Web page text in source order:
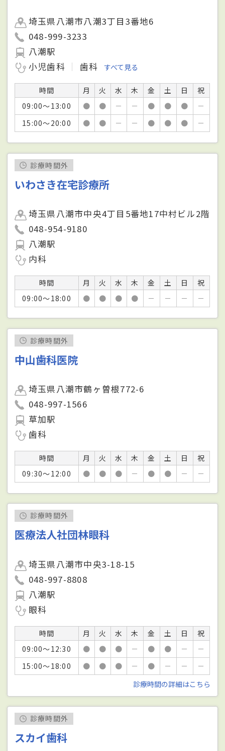
埼玉県八潮市八潮3丁目3番地6
048-999-3233
八潮駅
小児歯科
歯科 すべて見る
時間 月 火 水 木 金 土 日
祝
09:00～13:00
● ● － － ● ● ●
－
15:00～20:00
● ● － － ● ● ● －
診療時間外
いわさき在宅診療所
埼玉県八潮市中央4丁目5番地17中村ビル2階
048-954-9180
八潮駅
内科
時間 月 火 水 木 金 土 日
祝
09:00～18:00
● ● ● ● － － － －
診療時間外
中山歯科医院
埼玉県八潮市鶴ヶ曽根772-6
048-997-1566
草加駅
歯科
時間 月 火 水 木 金 土 日
祝
09:30～12:00
● ● ● － ● ● － －
診療時間外
医療法人社団林眼科
埼玉県八潮市中央3-18-15
048-997-8808
八潮駅
眼科
時間 月 火 水 木 金 土 日
祝
09:00～12:30
● ● ● － ● ● －
－
15:00～18:00
● ● ● － ● － －
－
診療時間の詳細はこちら
診療時間外
スカイ歯科